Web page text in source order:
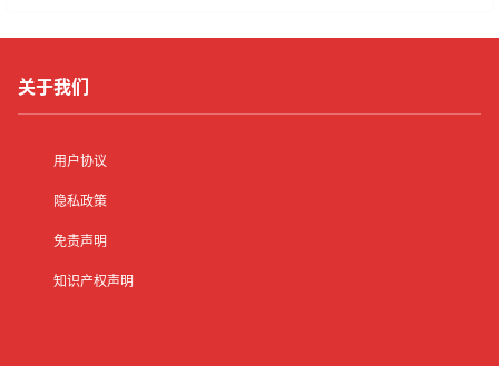
关于我们
用户协议
隐私政策
免责声明
知识产权声明